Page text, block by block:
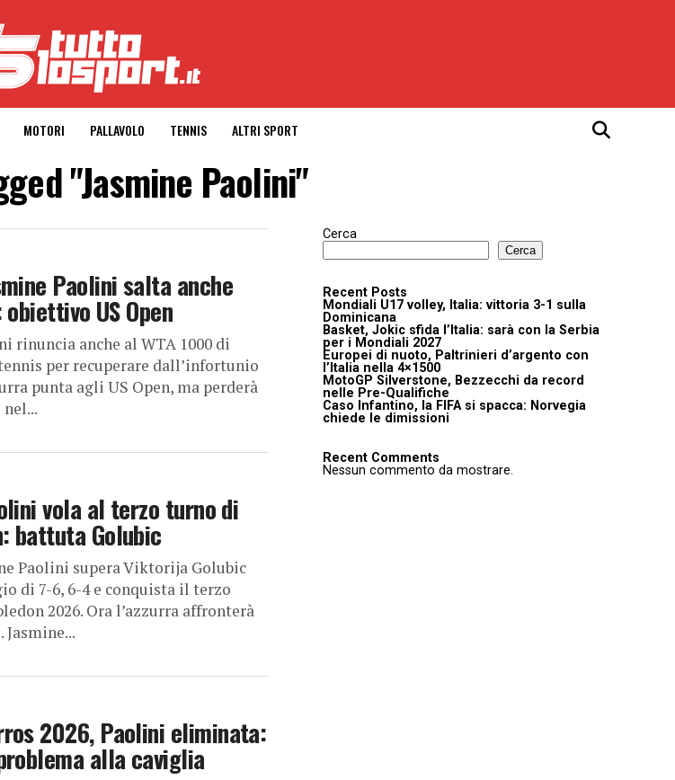
MOTORI PALLAVOLO TENNIS ALTRI SPORT
"Jasmine Paolini"
Paolini salta anche
US Open
rinuncia anche al WTA 1000 di
per recuperare dall’infortunio
punta agli US Open, ma perderà
vola al terzo turno di
battuta Golubic
Paolini supera Viktorija Golubic
di 7-6, 6-4 e conquista il terzo
2026. Ora l’azzurra affronterà
2026, Paolini eliminata:
alla caviglia
Cerca
Cerca
Recent Posts
Mondiali U17 volley, Italia: vittoria 3-1 sulla
Dominicana
Basket, Jokic sfida l’Italia: sarà con la Serbia
per i Mondiali 2027
Europei di nuoto, Paltrinieri d’argento con
l’Italia nella 4×1500
MotoGP Silverstone, Bezzecchi da record
nelle Pre-Qualifiche
Caso Infantino, la FIFA si spacca: Norvegia
chiede le dimissioni
Recent Comments
Nessun commento da mostrare.